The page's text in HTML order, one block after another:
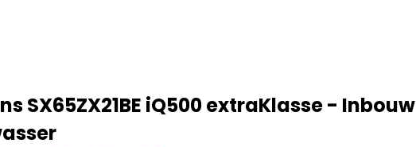
automatisch aan.
SX65ZX21BE iQ500 extraKlasse - Inbouw